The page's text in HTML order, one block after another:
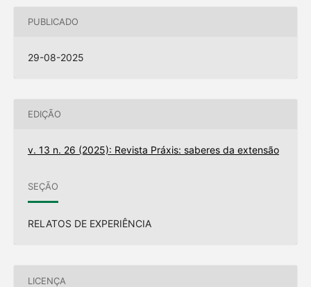
PUBLICADO
29-08-2025
EDIÇÃO
v. 13 n. 26 (2025): Revista Práxis: saberes da extensão
SEÇÃO
RELATOS DE EXPERIÊNCIA
LICENÇA